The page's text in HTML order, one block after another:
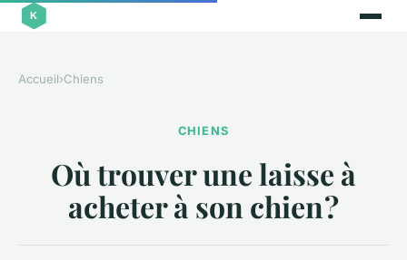
Accueil›Chiens
CHIENS
Où trouver une laisse à
acheter à son chien ?